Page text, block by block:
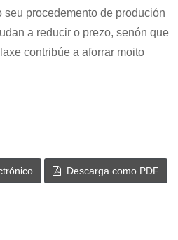
seu procedemento de produción
a reducir o prezo, senón que
contribúe a aforrar moito
Descarga como PDF